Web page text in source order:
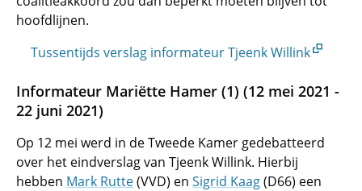
hoofdlijnen.
Tussentijds verslag informateur Tjeenk Willink
Informateur Mariëtte Hamer (1) (12 mei 2021 -
22 juni 2021)
Op 12 mei werd in de Tweede Kamer gedebatteerd
over het eindverslag van Tjeenk Willink. Hierbij
hebben Mark Rutte(VVD) en Sigrid Kaag(D66) een